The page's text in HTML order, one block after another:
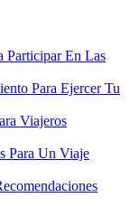
Participar En Las
Para Ejercer Tu
Viajeros
Para Un Viaje